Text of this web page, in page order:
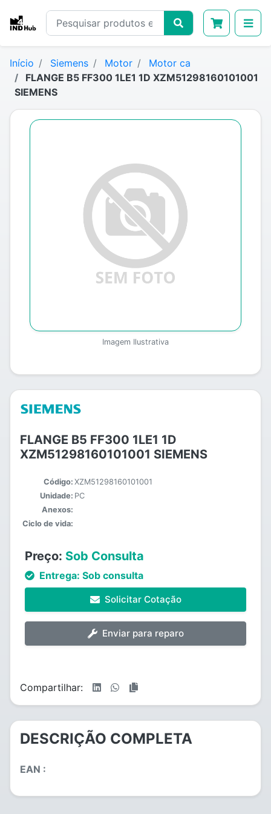
Início Siemens Motor
Motor ca
FLANGE B5 FF300 1LE1 1D XZM51298160101001
SIEMENS
Imagem Ilustrativa
FLANGE B5 FF300 1LE1 1D
XZM51298160101001 SIEMENS
Código: XZM51298160101001
Unidade: PC
Anexos:
Ciclo de vida:
Preço: Sob Consulta
Entrega: Sob consulta
Solicitar Cotação
Enviar para reparo
Compartilhar:
DESCRIÇÃO COMPLETA
EAN :